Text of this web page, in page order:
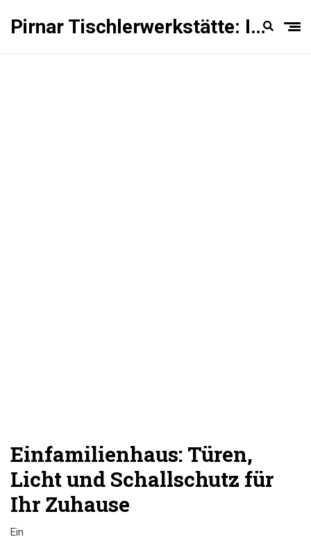
Pirnar Tischlerwerkstätte: Innentüren Experten
Einfamilienhaus: Türen,
Licht und Schallschutz für
Ihr Zuhause
Ein